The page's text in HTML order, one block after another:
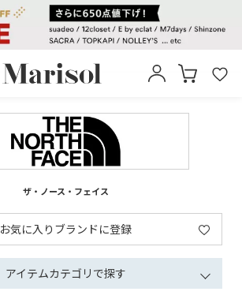
ザ・ノース・フェイス
お気に入りブランドに登録
アイテムカテゴリで探す